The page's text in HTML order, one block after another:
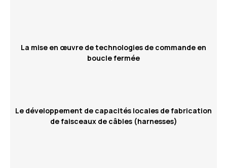
La mise en œuvre de technologies de commande en
boucle fermée
Le développement de capacités locales de fabrication
de faisceaux de câbles (harnesses)